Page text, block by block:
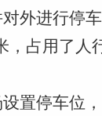
外进行停车
，占用了人
置停车位，